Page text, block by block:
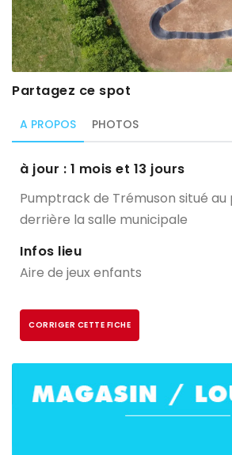
Trial
XC Rando - VTTAE
XCO
Constructeurs-Shapers
Derniers commentaires
Partagez ce spot
A PROPOS PHOTOS
à jour : 1 mois et 13 jours
Pumptrack de Trémuson situé au
derrière la salle municipale
Infos lieu
Aire de jeux enfants
CORRIGER CETTE FICHE